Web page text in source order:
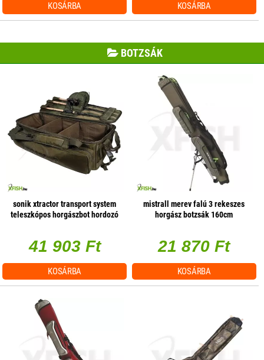
KOSÁRBA KOSÁRBA
BOTZSÁK
sonik xtractor transport system
teleszkópos horgászbot hordozó
41 903 Ft
KOSÁRBA
mistrall merev falú 3 rekeszes
horgász botzsák 160cm
21 870 Ft
KOSÁRBA